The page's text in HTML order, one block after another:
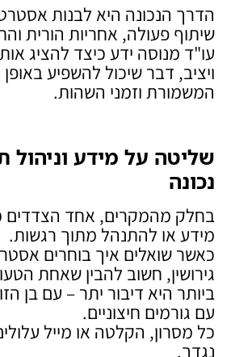
הדרך הנכונה היא לבנות
שיתוף פעולה, אחריות הורית
עו"ד מנוסה ידע כיצד להציג
ויציב, דבר שיכול להשפיע
המשמורת וזמני השהות.
שליטה על מידע וניהול
נכונה
בחלק מהמקרים, אחד הצדדים
מידע או להתנהל מתוך רגשות.
כאשר שואלים איך בוחרים
גירושין, חשוב להבין שאחת
ביותר היא דיבור יתר – עם בן
עם גורמים חיצוניים.
כל מסרון, הקלטה או מייל
נגדך.